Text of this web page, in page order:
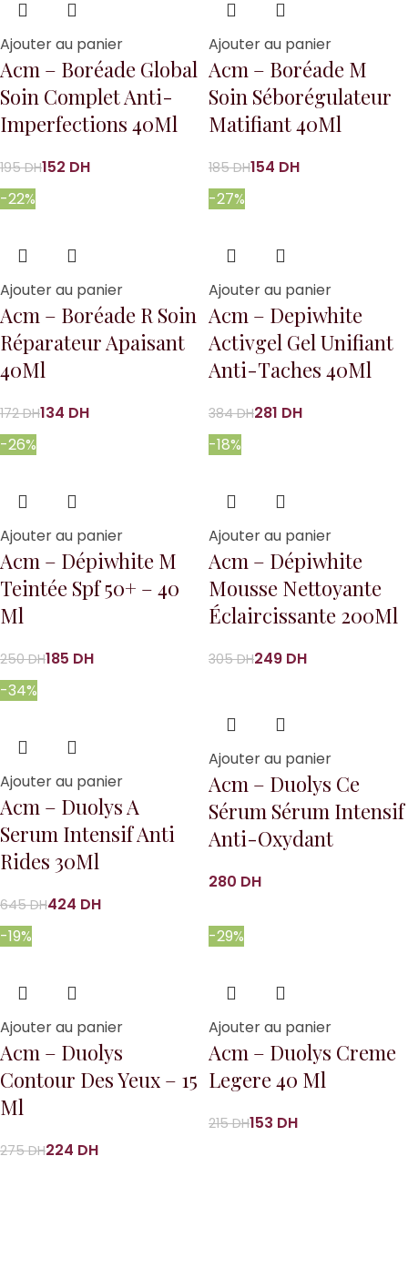
Ajouter au panier
Acm – Boréade Global
Soin Complet Anti-
Imperfections 40Ml
195DH152 DH
Ajouter au panier
Acm – Boréade M
Soin Séborégulateur
Matifiant 40Ml
185DH154 DH
-22%
Ajouter au panier
Acm – Boréade R Soin
Réparateur Apaisant
40Ml
172DH134 DH
-27%
Ajouter au panier
Acm – Depiwhite
Activgel Gel Unifiant
Anti-Taches 40Ml
384DH281 DH
-26%
Ajouter au panier
Acm – Dépiwhite M
Teintée Spf 50+ – 40
Ml
250DH185 DH
-18%
Ajouter au panier
Acm – Dépiwhite
Mousse Nettoyante
Éclaircissante 200Ml
305DH249 DH
-34%
Ajouter au panier
Acm – Duolys A
Serum Intensif Anti
Rides 30Ml
645DH424 DH
Ajouter au panier
Acm – Duolys Ce
Sérum Sérum Intensif
Anti-Oxydant
DH
-19%
Ajouter au panier
Acm – Duolys
Contour Des Yeux – 15
Ml
275DH224 DH
-29%
Ajouter au panier
Acm – Duolys Creme
Legere 40 Ml
215DH153 DH